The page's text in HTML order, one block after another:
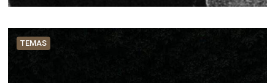
TEMAS